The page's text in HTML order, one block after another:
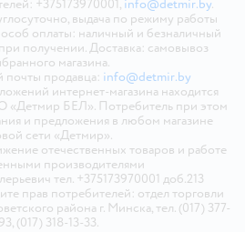
+375173970001, info@detmir.by.
выдача по режиму работы
оплаты: наличный и безналичный
получении. Доставка: самовывоз
магазина.
почты продавца: info@detmir.by
интернет-магазина находится
«Детмир БЕЛ». Потребитель при этом
и предложения в любом магазине
сети «Детмир».
отечественных товаров и работе
производителями
тел. +375173970001 доб.213
прав потребителей: отдел торговли
района г. Минска, тел. (017) 377-
(017) 318-13-33.